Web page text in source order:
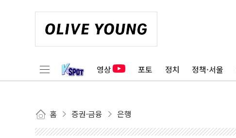
영상 포토 정치 정책·서울
홈 증권·금융 은행